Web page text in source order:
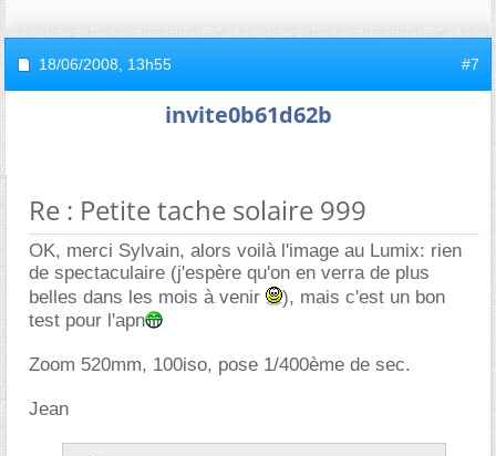
18/06/2008, 13h55 #7
invite0b61d62b
Re : Petite tache solaire 999
OK, merci Sylvain, alors voilà l'image au Lumix: rien
de spectaculaire (j'espère qu'on en verra de plus
belles dans les mois à venir
), mais c'est un bon
test pour l'apn
Zoom 520mm, 100iso, pose 1/400ème de sec.
Jean